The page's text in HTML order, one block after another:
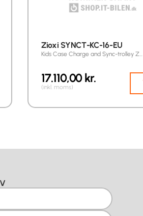
Zioxi SYNCT-KC-16-EU
Kids Case Charge and Sync-trolley Z…
17.110,00kr.
(inkl. moms)